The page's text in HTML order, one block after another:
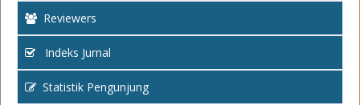
Reviewers
Indeks Jurnal
Statistik Pengunjung